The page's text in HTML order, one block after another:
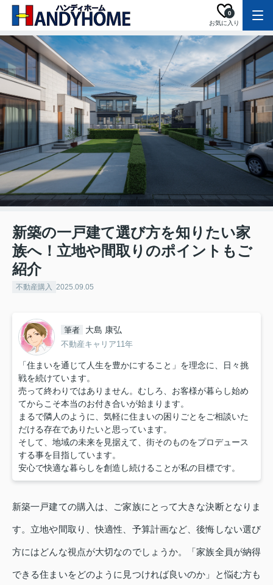
お気に入り
0
新築の一戸建て選び方を知りたい家
族へ！立地や間取りのポイントもご
紹介
不動産購入 2025.09.05
筆者 大島 康弘
不動産キャリア11年
「住まいを通じて人生を豊かにすること」を理念に、日々挑
戦を続けています。
売って終わりではありません。むしろ、お客様が暮らし始め
てからこそ本当のお付き合いが始まります。
まるで隣人のように、気軽に住まいの困りごとをご相談いた
だける存在でありたいと思っています。
そして、地域の未来を見据えて、街そのものをプロデュース
する事を目指しています。
安心で快適な暮らしを創造し続けることが私の目標です。
新築一戸建ての購入は、ご家族にとって大きな決断となりま
す。立地や間取り、快適性、予算計画など、後悔しない選び
方にはどんな視点が大切なのでしょうか。「家族全員が納得
できる住まいをどのように見つければ良いのか」と悩む方も